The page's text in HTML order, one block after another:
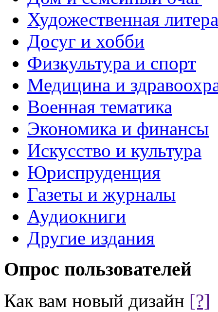
Художественная
Досуг и хобби
Физкультура и спорт
Медицина и
Военная тематика
Экономика и финансы
Искусство и культура
Юриспруденция
Газеты и журналы
Аудиокниги
Другие издания
Опрос пользователей
Как вам новый дизайн [?]